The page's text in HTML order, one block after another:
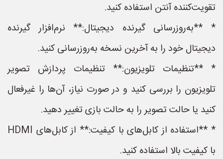
تقویت‌کننده آنتن استفاده کنید.
* **به‌روزرسانی گیرنده دیجیتال:** نرم‌افزار گیرنده
دیجیتال خود را به آخرین نسخه به‌روزرسانی کنید.
* **تنظیمات تلویزیون:** تنظیمات پردازش تصویر
تلویزیون را بررسی کنید و در صورت نیاز، آن‌ها را غیرفعال
کنید یا حالت تصویر را به حالت بازی تغییر دهید.
* **استفاده از کابل‌های با کیفیت:** از کابل‌های HDMI
با کیفیت بالا استفاده کنید.